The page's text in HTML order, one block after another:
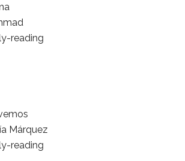
reading
Márquez
reading